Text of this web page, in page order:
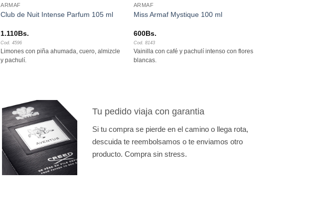
ARMAF
Club de Nuit Intense Parfum 105 ml
1.110Bs.
Cod. 4596
Limones con piña ahumada, cuero, almizcle
y pachulí.
ARMAF
Miss Armaf Mystique 100 ml
600Bs.
Cod. 8143
Vainilla con café y pachulí intenso con flores
blancas.
Tu pedido viaja con garantia
Si tu compra se pierde en el camino o llega rota,
descuida te reembolsamos o te enviamos otro
producto. Compra sin stress.